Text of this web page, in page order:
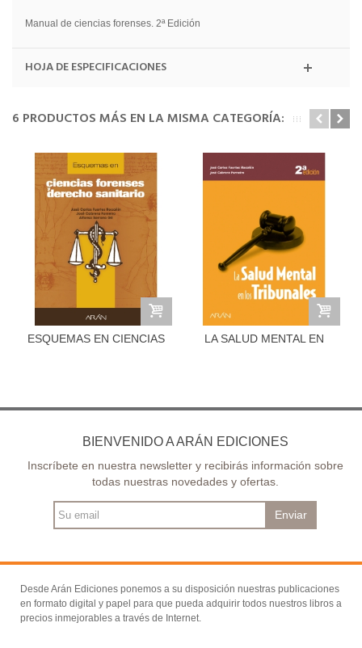
Manual de ciencias forenses. 2ª Edición
HOJA DE ESPECIFICACIONES
6 PRODUCTOS MÁS EN LA MISMA CATEGORÍA:
ESQUEMAS EN CIENCIAS
LA SALUD MENTAL EN
BIENVENIDO A ARÁN EDICIONES
Inscríbete en nuestra newsletter y recibirás información sobre
todas nuestras novedades y ofertas.
Enviar
Desde Arán Ediciones ponemos a su disposición nuestras publicaciones
en formato digital y papel para que pueda adquirir todos nuestros libros a
precios inmejorables a través de Internet.